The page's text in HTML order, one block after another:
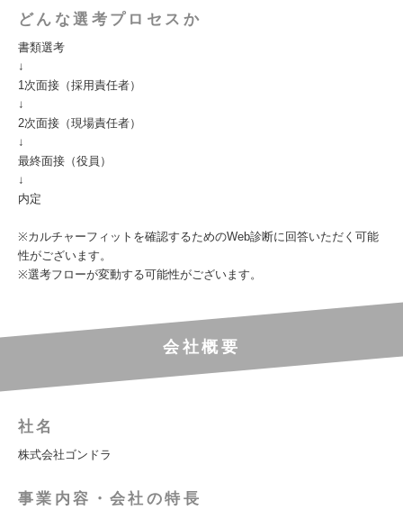
どんな選考プロセスか
書類選考
↓
1次面接（採用責任者）
↓
2次面接（現場責任者）
↓
最終面接（役員）
↓
内定
※カルチャーフィットを確認するためのWeb診断に回答いただく可能
性がございます。
※選考フローが変動する可能性がございます。
会社概要
社名
株式会社ゴンドラ
事業内容・会社の特長